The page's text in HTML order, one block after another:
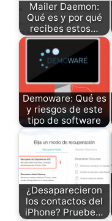
Mailer Daemon:
Qué es y por qué
recibes estos…
Demoware: Qué es
y riesgos de este
tipo de software
¿Desaparecieron
los contactos del
iPhone? Pruebe…